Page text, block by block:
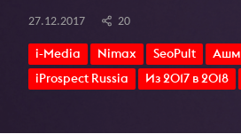
27.12.2017 20
i-Media Nimax SeoPult
iProspect Russia
Из 2017 в 2018